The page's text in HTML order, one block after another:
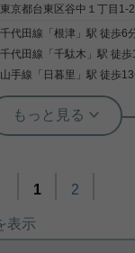
の設備のこちらのお部屋で
ております。 きっと快適な
（＾＾） １K には珍しい追い焚き付です。 人気設備
の独立洗面台、浴室乾燥機
ックス、オートロック付き。 二つとない物件になり
すので是非ご内見下さい
からです！ 先行申込みも受け付けておりますのでご
絡お待ちいたしております
東京都台東区谷中１丁目1-
千代田線 「根津 」駅 徒歩6
千代田線 「千駄木 」駅 徒
山手線 「 日暮里 」駅 徒歩
根津ホーム株式会社 根津
音楽・配信・静寂を
たい方にぴったり！ 本物件
気にせずライフスタイルを
1 2
表示